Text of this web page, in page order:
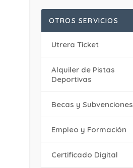
OTROS SERVICIOS
Utrera Ticket
Alquiler de Pistas
Deportivas
Becas y Subvenciones
Empleo y Formación
Certificado Digital